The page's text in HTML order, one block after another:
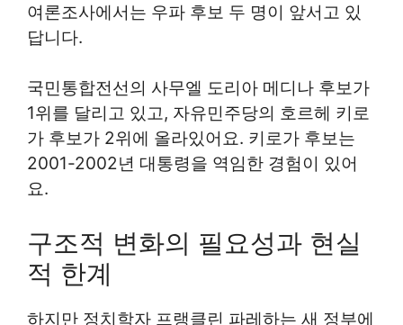
여론조사에서는 우파 후보 두 명이 앞서고 있
답니다.
국민통합전선의 사무엘 도리아 메디나 후보가
1위를 달리고 있고, 자유민주당의 호르헤 키로
가 후보가 2위에 올라있어요. 키로가 후보는
2001-2002년 대통령을 역임한 경험이 있어
요.
구조적 변화의 필요성과 현실
적 한계
하지만 정치학자 프랭클린 파레하는 새 정부에